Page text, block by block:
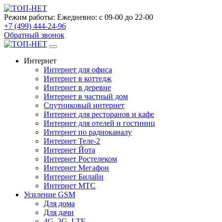
Режим работы: Ежедневно: с 09-00 до 22-00
+7 (499) 444-24-96
Обратный звонок
Интернет
Интернет для офиса
Интернет в коттедж
Интернет в деревне
Интернет в частный дом
Спутниковый интернет
Интернет для ресторанов и кафе
Интернет для отелей и гостиниц
Интернет по радиоканалу
Интернет Теле-2
Интернет Йота
Интернет Ростелеком
Интернет Мегафон
Интернет Билайн
Интернет МТС
Усиление GSM
Для дома
Для дачи